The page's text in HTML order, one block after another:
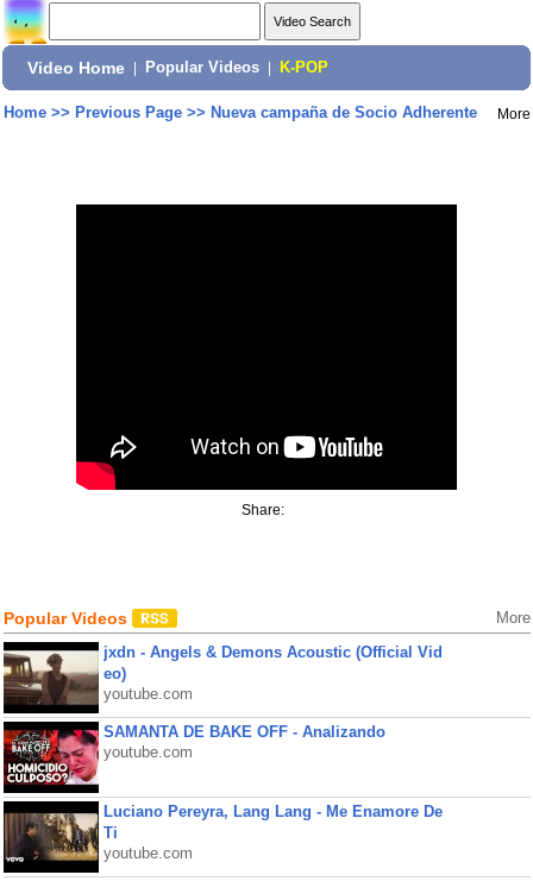
Video Home Popular Videos K-POP
Home>> Previous Page>> Nueva campaña de Socio Adherente More
Share:
Popular Videos More
jxdn - Angels & Demons Acoustic (Official Vid
eo)
youtube.com
SAMANTA DE BAKE OFF - Analizando
youtube.com
Luciano Pereyra, Lang Lang - Me Enamore De
Ti
youtube.com